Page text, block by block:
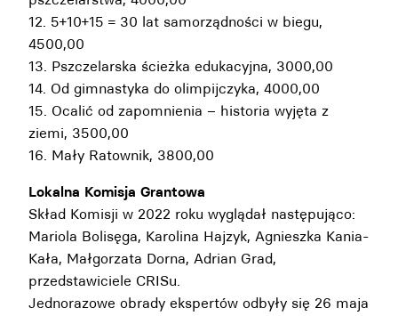
12. 5+10+15 = 30 lat samorządności w biegu,
4500,00
13. Pszczelarska ścieżka edukacyjna, 3000,00
14. Od gimnastyka do olimpijczyka, 4000,00
15. Ocalić od zapomnienia – historia wyjęta z
ziemi, 3500,00
16. Mały Ratownik, 3800,00
Lokalna Komisja Grantowa
Skład Komisji w 2022 roku wyglądał następująco:
Mariola Bolisęga, Karolina Hajzyk, Agnieszka Kania-
Kała, Małgorzata Dorna, Adrian Grad,
przedstawiciele CRISu.
Jednorazowe obrady ekspertów odbyły się 26 maja